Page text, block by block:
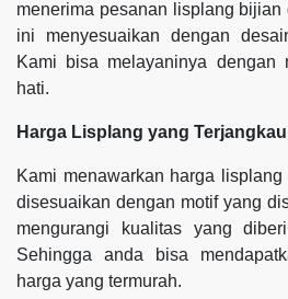
menerima pesanan lisplang bijian
ini menyesuaikan dengan
Kami bisa melayaninya dengan
hati.
Harga Lisplang yang Terjangkau
Kami menawarkan harga
disesuaikan dengan motif yang
mengurangi kualitas yang
Sehingga anda bisa
harga yang termurah.